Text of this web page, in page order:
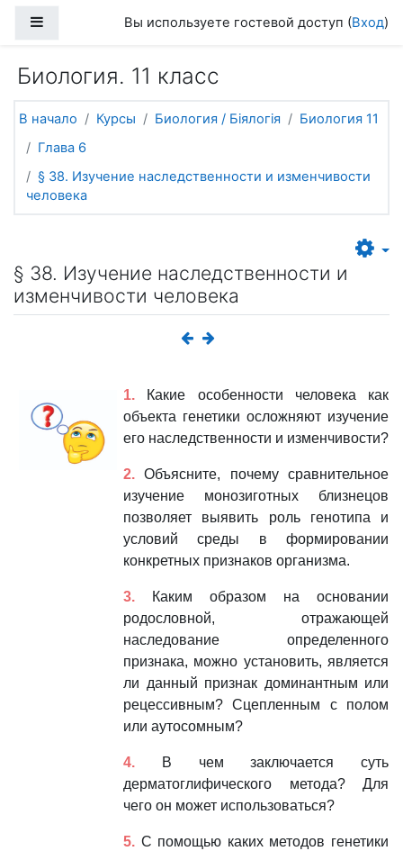
Боковая панельВы используете гостевой доступ (Вход)
Биология. 11 класс
В начало Курсы Биология / Біялогія
Биология 11
Глава 6
§ 38. Изучение наследственности и изменчивости
человека
§ 38. Изучение наследственности и
изменчивости человека
1. Какие особенности человека как
объекта генетики осложняют изучение
его наследственности и изменчивости?
2. Объясните, почему сравнительное
изучение монозиготных близнецов
позволяет выявить роль генотипа и
условий среды в формировании
конкретных признаков организма.
3. Каким образом на основании
родословной, отражающей
наследование определенного
признака, можно установить, является
ли данный признак доминантным или
рецессивным? Сцепленным с полом
или аутосомным?
4. В чем заключается суть
дерматоглифического метода? Для
чего он может использоваться?
5. С помощью каких методов генетики